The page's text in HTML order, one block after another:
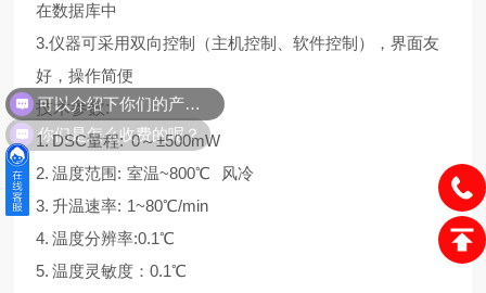
在数据库中
3.仪器可采用双向控制（主机控制、软件控制），界面友
好，操作简便
技术参数:
1. DSC量程: 0～±500mW
2. 温度范围: 室温~800℃ 风冷
3. 升温速率: 1~80℃/min
4. 温度分辨率:0.1℃
5. 温度灵敏度：0.1℃
可以介绍下你们的产品么？
你们是怎么收费的呢？